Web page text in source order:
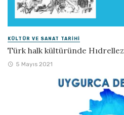
KÜLTÜR VE SANAT TARIHI
Türk halk kültüründe Hıdrellez
5 Mayıs 2021